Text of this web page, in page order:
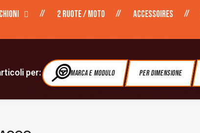
2 ruote / moto Accessoires
per: Marca e modulo Per dimensione